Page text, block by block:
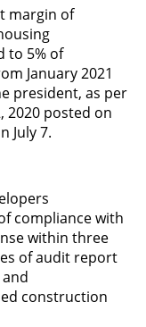
margin of
to 5% of
January 2021
president, as per
2020 posted on
July 7.
compliance with
within three
of audit report
construction